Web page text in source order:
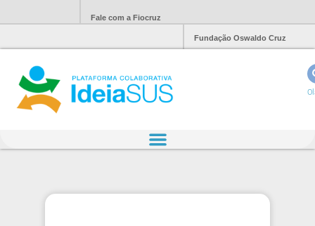
Fale com a Fiocruz
Fundação Oswaldo Cruz